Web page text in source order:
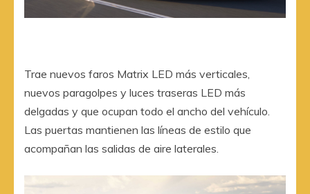
Trae nuevos faros Matrix LED más verticales,
nuevos paragolpes y luces traseras LED más
delgadas y que ocupan todo el ancho del vehículo.
Las puertas mantienen las líneas de estilo que
acompañan las salidas de aire laterales.